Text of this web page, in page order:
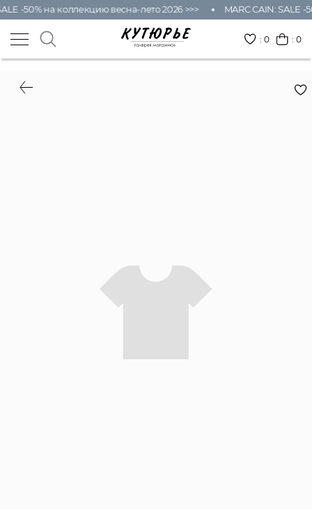
-50% на коллекцию весна-лето 2026 >>> MARC CAIN: SALE
:0 : 0